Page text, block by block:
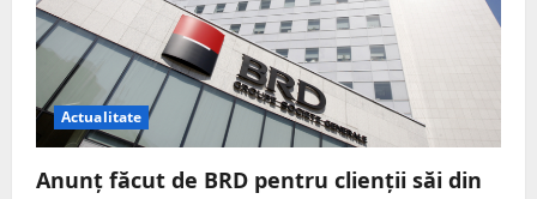
Actualitate
Anunț făcut de BRD pentru clienții săi din